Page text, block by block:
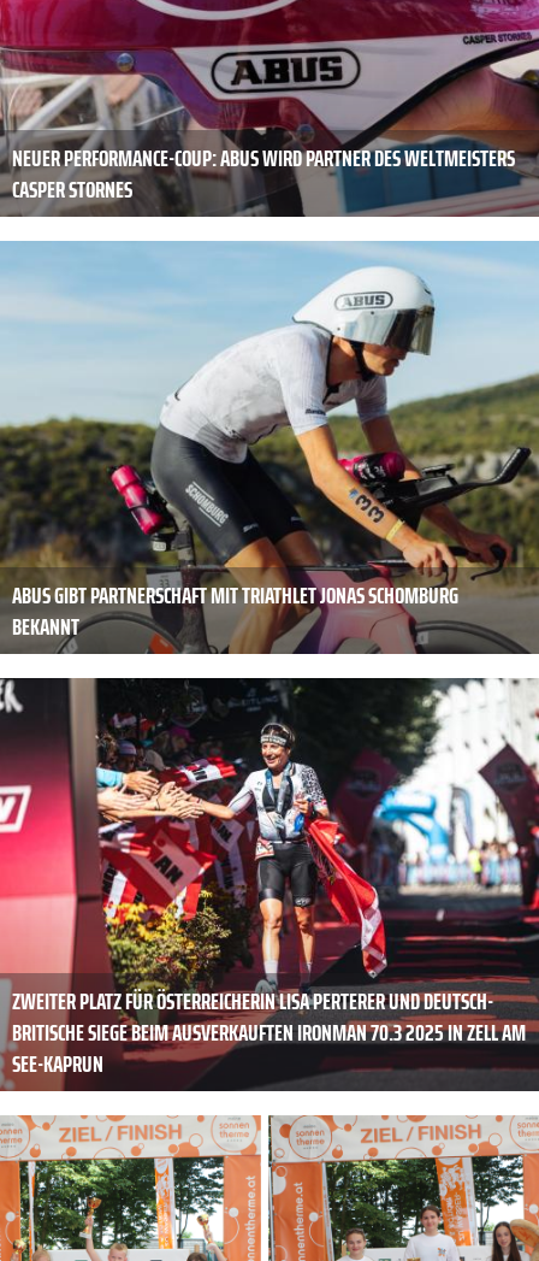
NEUER PERFORMANCE-COUP: ABUS WIRD PARTNER DES WELTMEISTERS
CASPER STORNES
ABUS GIBT PARTNERSCHAFT MIT TRIATHLET JONAS SCHOMBURG
BEKANNT
ZWEITER PLATZ FÜR ÖSTERREICHERIN LISA PERTERER UND DEUTSCH-
BRITISCHE SIEGE BEIM AUSVERKAUFTEN IRONMAN 70.3 2025 IN ZELL AM
SEE-KAPRUN